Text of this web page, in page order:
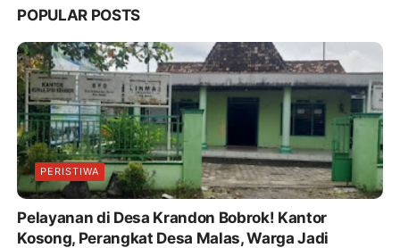
POPULAR POSTS
PERISTIWA
Pelayanan di Desa Krandon Bobrok! Kantor
Kosong, Perangkat Desa Malas, Warga Jadi